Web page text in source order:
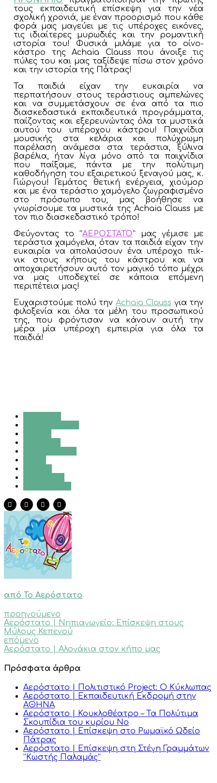
τους εκπαιδευτική επίσκεψη για την νέα
σχολική χρονιά, με έναν προορισμό που κάθε
φορά μας μαγεύει με τις υπέροχες εικόνες,
τις ιδιαίτερες μυρωδιές και την ρομαντική
ιστορία του! Φυσικά μιλάμε για το οίνο-
κάστρο της Achaia Clauss που άνοιξε τις
πύλες του και μας ταξίδεψε πίσω στον χρόνο
και την ιστορία της Πάτρας!
Τα παιδιά είχαν την ευκαιρία να
περπατήσουν στους τεράστιους αμπελώνες
και να συμμετάσχουν σε ένα από τα πιο
διασκεδαστικά εκπαιδευτικά προγράμματα,
παίζοντας και εξερευνώντας όλα τα μυστικά
αυτού του υπέροχου κάστρου! Παιχνίδια
μουσικής στα κελάρια και πολύχρωμη
παρέλαση ανάμεσα στα τεράστια, ξύλινα
βαρέλια, ήταν λίγα μόνο από τα παιχνίδια
που παίξαμε, πάντα με την πολύτιμη
καθοδήγηση του εξαιρετικού ξεναγού μας, κ.
Γιώργου! Γεμάτος θετική ενέργεια, χιούμορ
και με ένα τεράστιο χαμόγελο ζωγραφισμένο
στο πρόσωπο του, μας βοήθησε να
γνωρίσουμε τα μυστικά της Achaia Clauss με
τον πιο διασκεδαστικό τρόπο!
Φεύγοντας το “ΑΕΡΟΣΤΑΤΟ” μας γέμισε με
τεράστια χαμόγελα, όταν τα παιδιά είχαν την
ευκαιρία να απολαύσουν ένα υπέροχο πιk-
νικ στους κήπους του κάστρου και να
αποχαιρετήσουν αυτό τον μαγικό τόπο μέχρι
να μας υποδεχτεί σε κάποια επόμενη
περιπέτεια μας!
Ευχαριστούμε πολύ την Achaia Clauss για την
φιλοξενία και όλα τα μέλη του προσωπικού
της, που φρόντισαν να κάνουν αυτή την
μέρα μία υπέροχη εμπειρία για όλα τα
παιδιά!
από Το Αερόστατο
προηγούμενο
Αερόστατο | Νηπιαγωγείο: Επίσκεψη στους
Μύλους Κεπενού
επόμενο
Αερόστατο | Αλογάκια στον κήπο μας
Πρόσφατα άρθρα
Αερόστατο | Πολιτιστικό Project: Ο Κύκλωπας
Αερόστατο | Εκπαιδευτική Εκδρομή στην
ΑΘΗΝΑ
Αερόστατο | Κουκλοθέατρο – Τα Πολύτιμα
Σκουπίδια του κυρίου Νο
Αερόστατο | Επίσκεψη στο Ρωμαϊκό Ωδείο
Πάτρας
Αερόστατο | Επίσκεψη στη Στέγη Γραμμάτων
“Κωστής Παλαμάς”